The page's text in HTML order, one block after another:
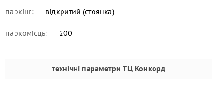
паркінг: відкритий (стоянка)
паркомісць: 200
технічні параметри ТЦ Конкорд